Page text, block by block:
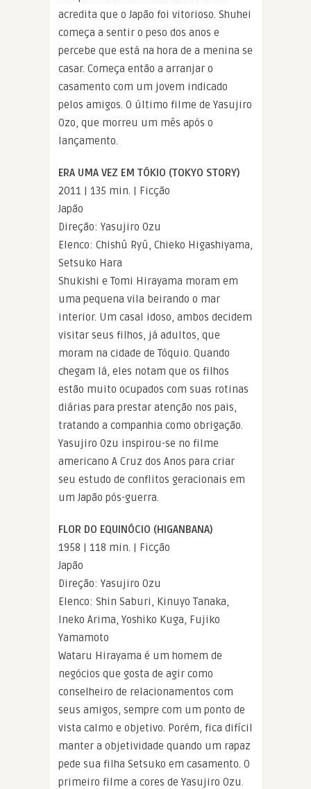
acredita que o Japão foi vitorioso. Shuhei
começa a sentir o peso dos anos e
percebe que está na hora de a menina se
casar. Começa então a arranjar o
casamento com um jovem indicado
pelos amigos. O último filme de Yasujiro
Ozo, que morreu um mês após o
lançamento.
ERA UMA VEZ EM TÓKIO (TOKYO STORY)
2011 | 135 min. | Ficção
Japão
Direção: Yasujiro Ozu
Elenco: Chishû Ryû, Chieko Higashiyama,
Setsuko Hara
Shukishi e Tomi Hirayama moram em
uma pequena vila beirando o mar
interior. Um casal idoso, ambos decidem
visitar seus filhos, já adultos, que
moram na cidade de Tóquio. Quando
chegam lá, eles notam que os filhos
estão muito ocupados com suas rotinas
diárias para prestar atenção nos pais,
tratando a companhia como obrigação.
Yasujiro Ozu inspirou-se no filme
americano A Cruz dos Anos para criar
seu estudo de conflitos geracionais em
um Japão pós-guerra.
FLOR DO EQUINÓCIO (HIGANBANA)
1958 | 118 min. | Ficção
Japão
Direção: Yasujiro Ozu
Elenco: Shin Saburi, Kinuyo Tanaka,
Ineko Arima, Yoshiko Kuga, Fujiko
Yamamoto
Wataru Hirayama é um homem de
negócios que gosta de agir como
conselheiro de relacionamentos com
seus amigos, sempre com um ponto de
vista calmo e objetivo. Porém, fica difícil
manter a objetividade quando um rapaz
pede sua filha Setsuko em casamento. O
primeiro filme a cores de Yasujiro Ozu.